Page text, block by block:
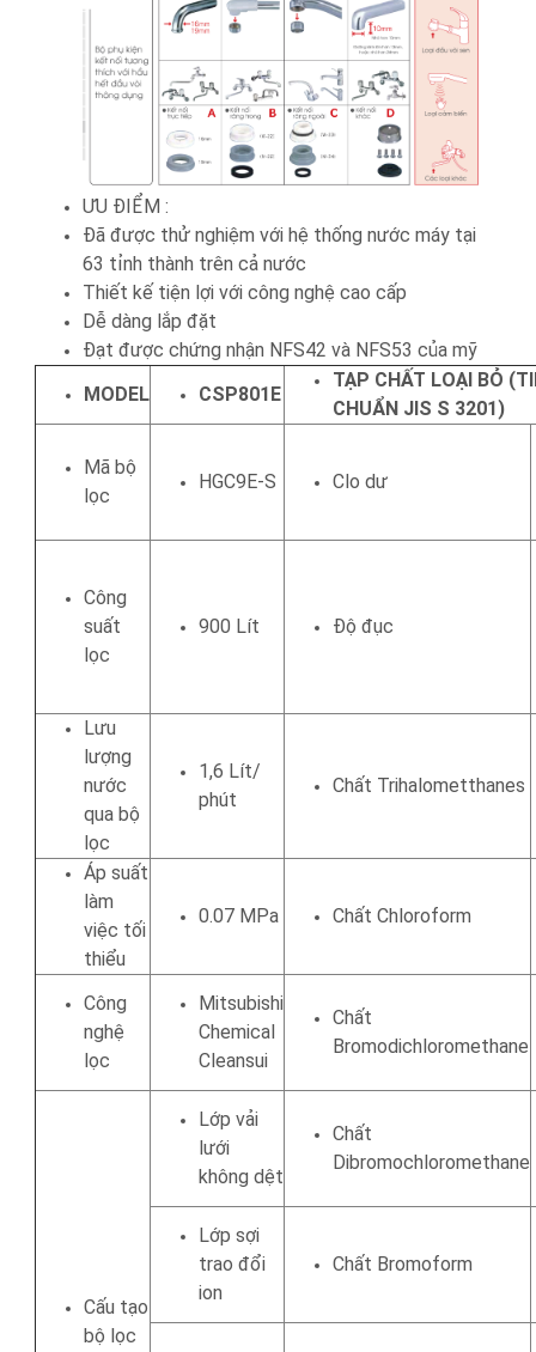
ƯU ĐIỂM :
Đã được thử nghiệm với hệ thống nước máy tại
63 tỉnh thành trên cả nước
Thiết kế tiện lợi với công nghệ cao cấp
Dễ dàng lắp đặt
Đạt được chứng nhận NFS42 và NFS53 của mỹ
MODEL
CSP801E
TẠP CHẤT LOẠI BỎ
CHUẨN JIS S 3201)
Mã bộ
lọc
HGC9E-S Clo dư
Công
suất
lọc
900 Lít Độ đục
Lưu
lượng
nước
qua bộ
lọc
1,6 Lít/
phút
Chất Trihalometthanes
Áp suất
làm
việc tối
thiểu
0.07 MPa Chất Chloroform
Công
nghệ
lọc
Mitsubishi
Chemical
Cleansui
Chất
Bromodichloromethane
Cấu tạo
bộ lọc
Lớp vải
lưới
không dệt
Chất
Dibromochloromethane
Lớp sợi
trao đổi
ion
Chất Bromoform